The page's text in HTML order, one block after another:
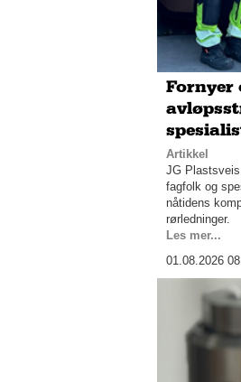
Fornyer
Artikkel
JG
fagfolk og
nåtidens
rørledninger.
Les mer...
01.08.2026